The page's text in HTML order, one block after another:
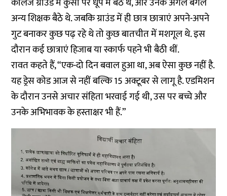
अन्य शिक्षक बैठे थे. जबकि ग्राउंड में ही छात्र छात्राएं अपने-अपने
गुट बनाकर कुछ पढ़ रहे थे तो कुछ बातचीत में मशगूल थे. इस
दौरान कई छात्राएं हिजाब या स्कार्फ पहने भी बैठी थीं.
रावत कहते हैं, “एक-दो दिन बवाल हुआ था, अब ऐसा कुछ नहीं है.
यह ड्रेस कोड आज से नहीं बल्कि 15 अक्टूबर से लागू है. एडमिशन
के दौरान उनसे अचार संहिता भरवाई गई थी, उस पर बच्चे और
उनके अभिभावक के हस्ताक्षर भी हैं.”